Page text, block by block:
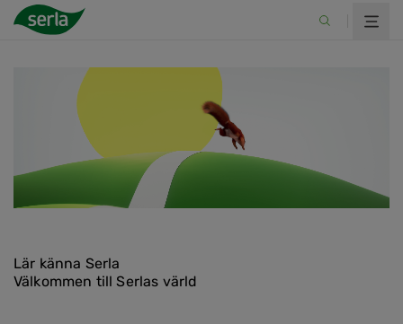
Lär känna Serla
Välkommen till Serlas värld